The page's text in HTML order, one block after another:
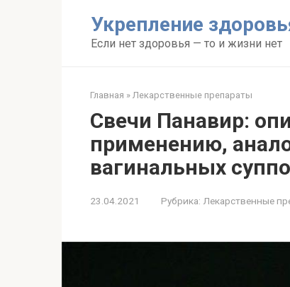
Укрепление
Если нет здоровья — то и жизни нет
Главная » Лекарственные препараты
Свечи Панавир:
применению,
вагинальных
23.04.2021 Рубрика: Лекарственные